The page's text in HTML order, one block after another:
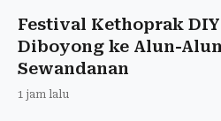
Festival Kethoprak DIY
Diboyong ke Alun-Alun
Sewandanan
1 jam lalu